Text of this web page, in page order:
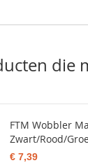
die
FTM Wobbler
Zwart/Rood/
€ 7,39